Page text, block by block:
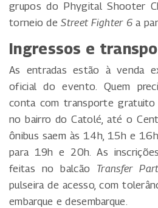
grupos do Phygital Shooter
torneio deStreet Fighter 6 a
Ingressos e
As entradas estão à venda
oficial do evento. Quem
conta com transporte gratuito
no bairro do Catolé, até o
ônibus saem às 14h, 15h e
para 19h e 20h. As
feitas no balcão Transfer
pulseira de acesso, com
embarque e desembarque.